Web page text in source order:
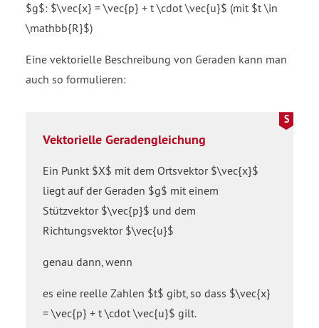
$g$: $\vec{x} = \vec{p} + t \cdot \vec{u}$ (mit $t \in
\mathbb{R}$)
Eine vektorielle Beschreibung von Geraden kann man
auch so formulieren:
Vektorielle Geradengleichung
Ein Punkt $X$ mit dem Ortsvektor $\vec{x}$
liegt auf der Geraden $g$ mit einem
Stützvektor $\vec{p}$ und dem
Richtungsvektor $\vec{u}$
genau dann, wenn
es eine reelle Zahlen $t$ gibt, so dass $\vec{x}
= \vec{p} + t \cdot \vec{u}$ gilt.